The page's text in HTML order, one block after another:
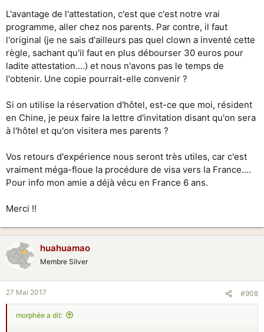
Voila, donc n'hesitez plus a tenter votre chance,
L'avantage de l'attestation, c'est que c'est notre vrai
programme, aller chez nos parents. Par contre, il faut
l'original (je ne sais d'ailleurs pas quel clown a inventé cette
règle, sachant qu'il faut en plus débourser 30 euros pour
ladite attestation....) et nous n'avons pas le temps de
l'obtenir. Une copie pourrait-elle convenir ?
Si on utilise la réservation d'hôtel, est-ce que moi, résident
en Chine, je peux faire la lettre d'invitation disant qu'on sera
à l'hôtel et qu'on visitera mes parents ?
Vos retours d'expérience nous seront très utiles, car c'est
vraiment méga-floue la procédure de visa vers la France....
Pour info mon amie a déjà vécu en France 6 ans.
Merci !!
huahuamao
Membre Silver
27 Mai 2017 #908
morphée a dit: